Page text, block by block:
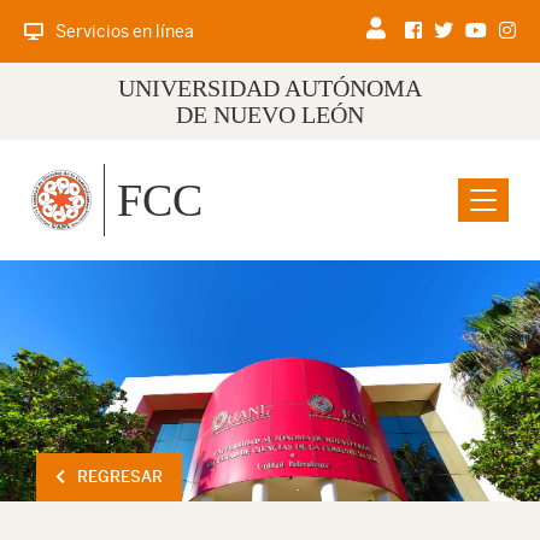
Servicios en línea
UNIVERSIDAD AUTÓNOMA
DE NUEVO LEÓN
Menu
FCC
REGRESAR